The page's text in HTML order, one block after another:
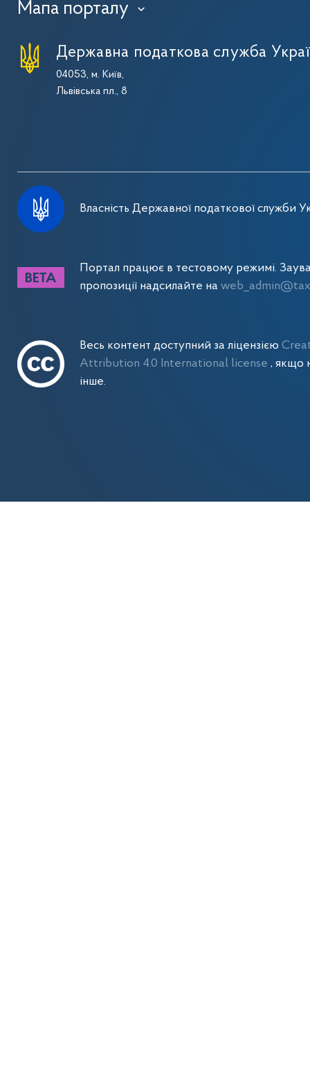
Мапа порталу ›
Державна податкова служба
04053, м. Київ,
Львівська пл., 8
Власність Державної податкової служби
Портал працює в тестовому режимі.
пропозиції надсилайте на
Весь контент доступний за ліцензією
Attribution 4.0 International license , якщо
інше.